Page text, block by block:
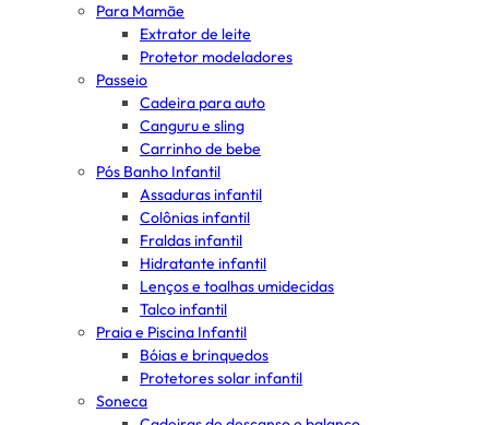
Para Mamãe
Extrator de leite
Protetor modeladores
Passeio
Cadeira para auto
Canguru e sling
Carrinho de bebe
Pós Banho Infantil
Assaduras infantil
Colônias infantil
Fraldas infantil
Hidratante infantil
Lenços e toalhas umidecidas
Talco infantil
Praia e Piscina Infantil
Bóias e brinquedos
Protetores solar infantil
Soneca